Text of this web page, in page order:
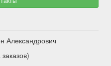
Александрович